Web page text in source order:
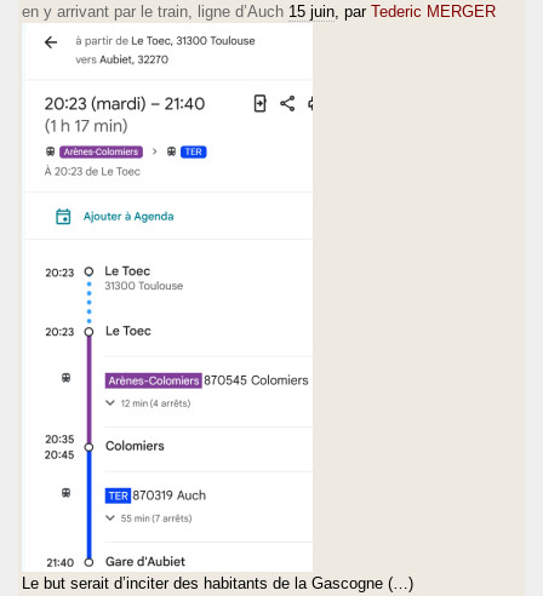
en y arrivant par le train, ligne d’Auch 15 juin , par Tederic MERGER
Le but serait d’inciter des habitants de la Gascogne (…)